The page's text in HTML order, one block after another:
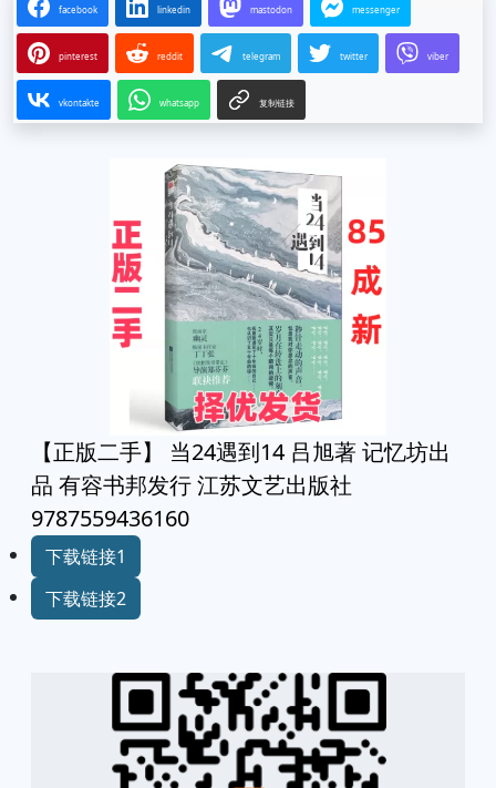
facebook linkedin mastodon messenger
pinterest reddit telegram twitter viber
vkontakte whatsapp 复制链接
【正版二手】 当24遇到14 吕旭著 记忆坊出
品 有容书邦发行 江苏文艺出版社
9787559436160
下载链接1
下载链接2